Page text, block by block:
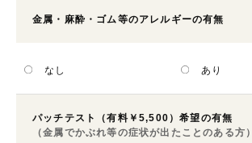
金属・麻酔・ゴム等のアレルギーの有無
なし あり
パッチテスト（有料￥5,500）希望の有無
（金属でかぶれ等の症状が出たことのある方）